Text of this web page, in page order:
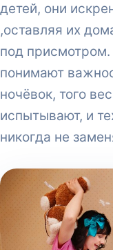
детей, они
,оставляя их
под присмотром.
понимают
ночёвок, того
испытывают, и
никогда не